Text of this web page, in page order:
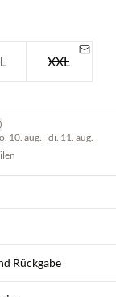
XXL
10. aug. - di. 11. aug.
Rückgabe